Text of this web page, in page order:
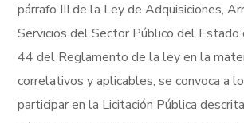
párrafo III de la Ley de Adquisiciones,
Servicios del Sector Público del
44 del Reglamento de la ley en la
correlativos y aplicables, se convoca a
participar en la Licitación Pública